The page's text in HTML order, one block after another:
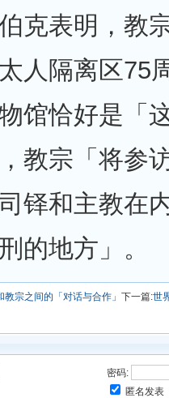
克表明，教
人隔离区75
馆恰好是「
教宗「将参
铎和主教在
的地方」。
宗之间的「对话与合作」 下一篇:世
密码:
匿名发表